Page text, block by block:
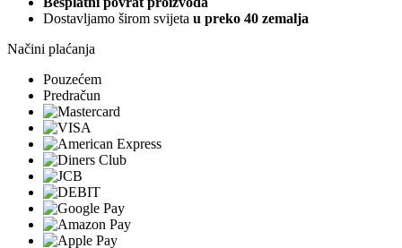
Dostavljamo širom svijeta u preko 40 zemalja
Načini plaćanja
Pouzećem
Predračun